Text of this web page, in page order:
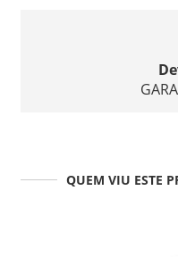
QUEM VIU ESTE